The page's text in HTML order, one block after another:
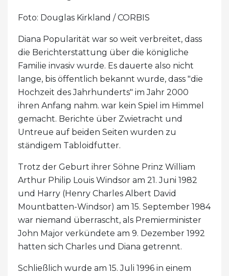
Foto: Douglas Kirkland / CORBIS
Diana Popularität war so weit verbreitet, dass
die Berichterstattung über die königliche
Familie invasiv wurde. Es dauerte also nicht
lange, bis öffentlich bekannt wurde, dass "die
Hochzeit des Jahrhunderts" im Jahr 2000
ihren Anfang nahm. war kein Spiel im Himmel
gemacht. Berichte über Zwietracht und
Untreue auf beiden Seiten wurden zu
ständigem Tabloidfutter.
Trotz der Geburt ihrer Söhne Prinz William
Arthur Philip Louis Windsor am 21. Juni 1982
und Harry (Henry Charles Albert David
Mountbatten-Windsor) am 15. September 1984
war niemand überrascht, als Premierminister
John Major verkündete am 9. Dezember 1992
hatten sich Charles und Diana getrennt.
Schließlich wurde am 15. Juli 1996 in einem